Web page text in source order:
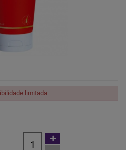
limitada